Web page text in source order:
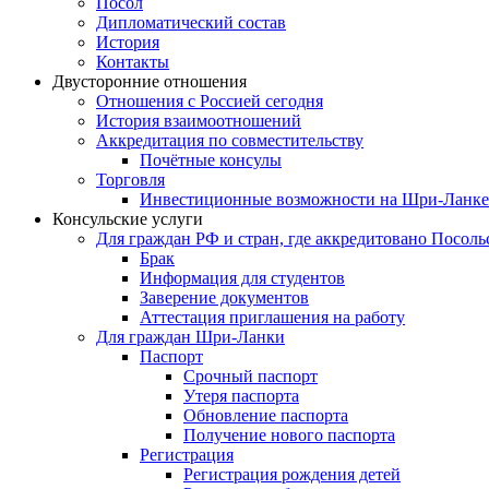
Дипломатический состав
История
Контакты
Двусторонние отношения
Отношения с Россией сегодня
История взаимоотношений
Аккредитация по совместительству
Почётные консулы
Торговля
Инвестиционные возможности на Шри-Ланке
Консульские услуги
Для граждан РФ и стран, где аккредитовано
Брак
Информация для студентов
Заверение документов
Аттестация приглашения на работу
Для граждан Шри-Ланки
Паспорт
Срочный паспорт
Утеря паспорта
Обновление паспорта
Получение нового паспорта
Регистрация
Регистрация рождения детей